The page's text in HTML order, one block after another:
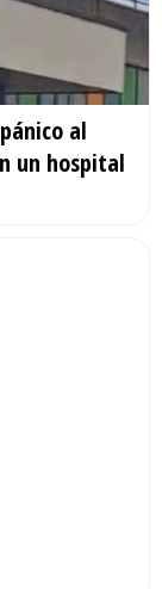
al
un hospital